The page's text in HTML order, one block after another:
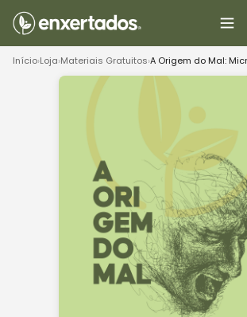
Início›Loja›Materiais Gratuitos›A Origem do Mal: